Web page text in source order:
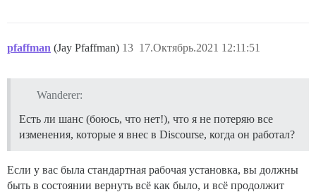
pfaffman (Jay Pfaffman) 17.Октябрь.2021 12:11:51
13
Wanderer:
Есть ли шанс (боюсь, что нет!), что я не потеряю все
изменения, которые я внес в Discourse, когда он работал?
Если у вас была стандартная рабочая установка, вы должны
быть в состоянии вернуть всё как было, и всё продолжит